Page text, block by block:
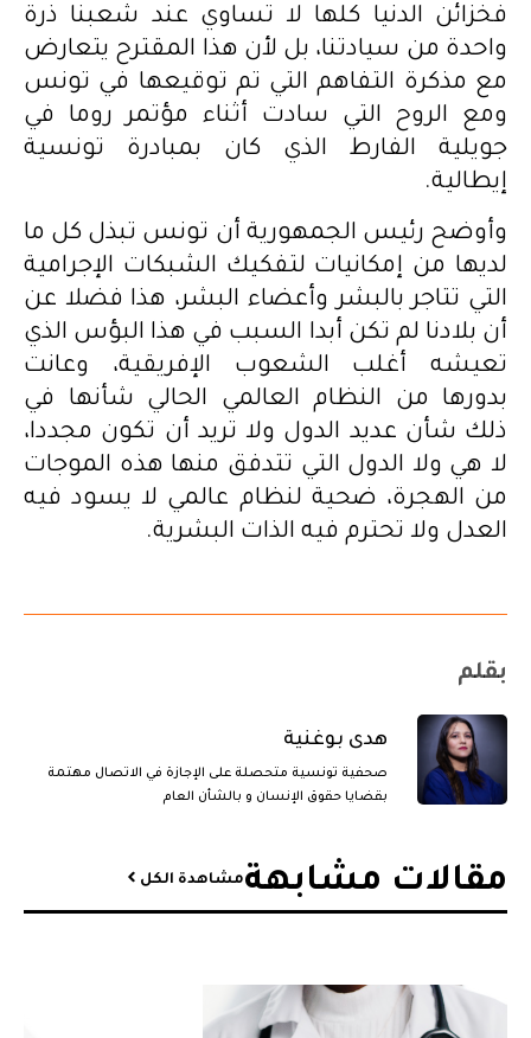
فخزائن الدنيا كلها لا تساوي عند شعبنا ذرة
واحدة من سيادتنا، بل لأن هذا المقترح يتعارض
مع مذكرة التفاهم التي تم توقيعها في تونس
ومع الروح التي سادت أثناء مؤتمر روما في
جويلية الفارط الذي كان بمبادرة تونسية
إيطالية.
وأوضح رئيس الجمهورية أن تونس تبذل كل ما
لديها من إمكانيات لتفكيك الشبكات الإجرامية
التي تتاجر بالبشر وأعضاء البشر، هذا فضلا عن
أن بلادنا لم تكن أبدا السبب في هذا البؤس الذي
تعيشه أغلب الشعوب الإفريقية، وعانت
بدورها من النظام العالمي الحالي شأنها في
ذلك شأن عديد الدول ولا تريد أن تكون مجددا،
لا هي ولا الدول التي تتدفق منها هذه الموجات
من الهجرة، ضحية لنظام عالمي لا يسود فيه
العدل ولا تحترم فيه الذات البشرية.
بقلم
هدى بوغنية
صحفية تونسية متحصلة على الإجازة في الاتصال مهتمة
بقضايا حقوق الإنسان و بالشأن العام
مقالات مشابهة​مشاهدة الكل